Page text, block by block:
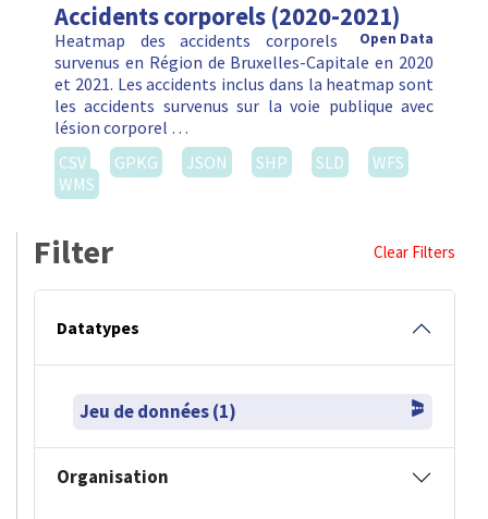
Accidents corporels (2020-2021)
Open Data
Heatmap des accidents corporels
survenus en Région de Bruxelles-Capitale en 2020
et 2021. Les accidents inclus dans la heatmap sont
les accidents survenus sur la voie publique avec
lésion corporel …
CSV
GPKG JSON SHP SLD
WFS
WMS
Filter Clear Filters
Datatypes
Jeu de données (1)
Organisation